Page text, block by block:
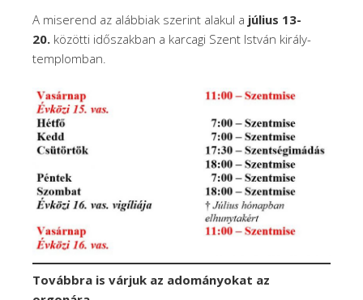
A miserend az alábbiak szerint alakul a július 13-
20. közötti időszakban a karcagi Szent István király-
templomban.
Továbbra is várjuk az adományokat az